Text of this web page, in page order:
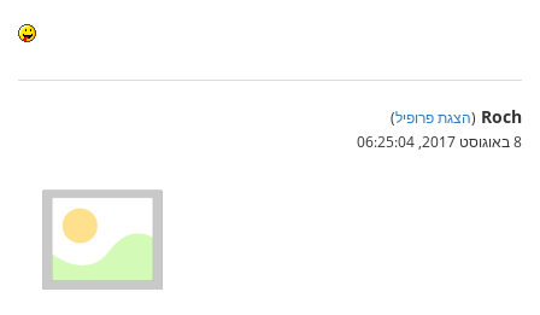
Roch
(הצגת פרופיל)
8 באוגוסט 2017, 06:25:04